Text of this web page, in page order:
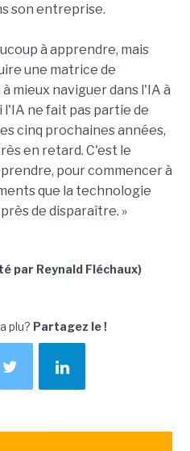
son entreprise.
à apprendre, mais
une matrice de
mieux naviguer dans l'IA à
l'IA ne fait pas partie de
cinq prochaines années,
en retard. C'est le
pour commencer à
que la technologie
de disparaître. »
par Reynald Fléchaux)
plu? Partagez le !